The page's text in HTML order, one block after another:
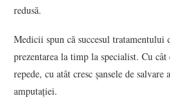
redusă.
Medicii spun că succesul tratamentului
prezentarea la timp la specialist. Cu
repede, cu atât cresc șansele de
amputației.